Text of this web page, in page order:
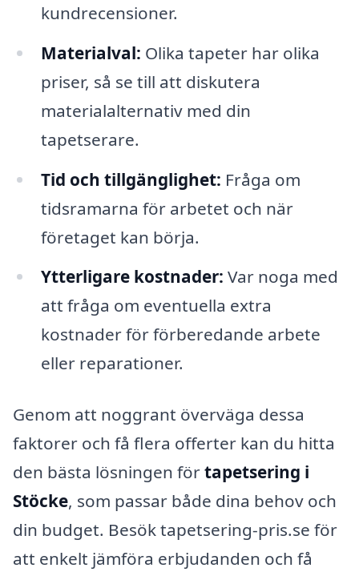
kundrecensioner.
Materialval: Olika tapeter har olika
priser, så se till att diskutera
materialalternativ med din
tapetserare.
Tid och tillgänglighet: Fråga om
tidsramarna för arbetet och när
företaget kan börja.
Ytterligare kostnader: Var noga med
att fråga om eventuella extra
kostnader för förberedande arbete
eller reparationer.
Genom att noggrant överväga dessa
faktorer och få flera offerter kan du hitta
den bästa lösningen förtapetsering i
Stöcke, som passar både dina behov och
din budget. Besök tapetsering-pris.se för
att enkelt jämföra erbjudanden och få